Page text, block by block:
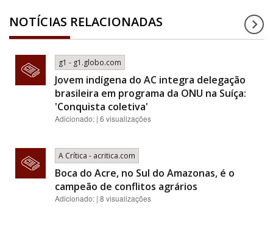
NOTÍCIAS RELACIONADAS
g1 - g1.globo.com
Jovem indígena do AC integra delegação
brasileira em programa da ONU na Suíça:
'Conquista coletiva'
Adicionado: | 6 visualizações
A Crítica - acritica.com
Boca do Acre, no Sul do Amazonas, é o
campeão de conflitos agrários
Adicionado: | 8 visualizações